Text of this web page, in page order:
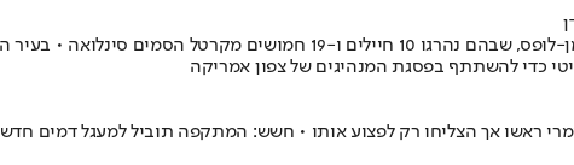
כדי להשתתף בפסגת המנהיגים של צפון אמריקה
ראשו אך הצליחו רק לפצוע אותו • חשש: המתקפה תוביל למעגל דמים חדש